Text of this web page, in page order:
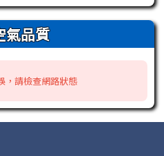
氣品質
，請檢查網路狀態